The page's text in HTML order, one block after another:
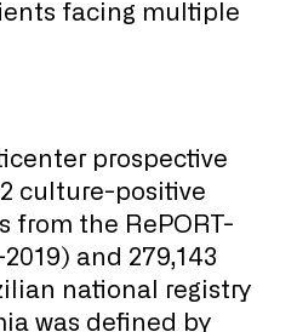
facing multiple
prospective
culture-positive
from the RePORT-
and 279,143
national registry
was defined by